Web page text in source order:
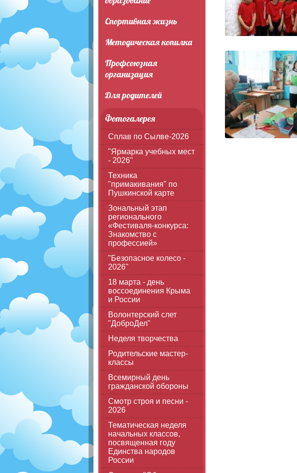
Спортивная жизнь
Методическая копилка
Профсоюзная
организация
Для родителей
Фотогалерея
Сплав по Сылве-2026
"Ярмарка учебных мест
- 2026"
Техника
"примакивания" по
Пушкинской карте
Зональный этап
регионального
«Фестиваля-конкурса:
Знакомство с
профессией»
"Безопасное колесо -
2026"
18 марта - день
воссоединения Крыма
и России
Волонтерский слет
"ДоброДел"
Неделя творчества
Родительские мастер-
классы
Всемирный день
гражданской обороны
Смотр строя и песни -
2026
Тематическая неделя
начальных классов,
посвященная году
Единства народов
России